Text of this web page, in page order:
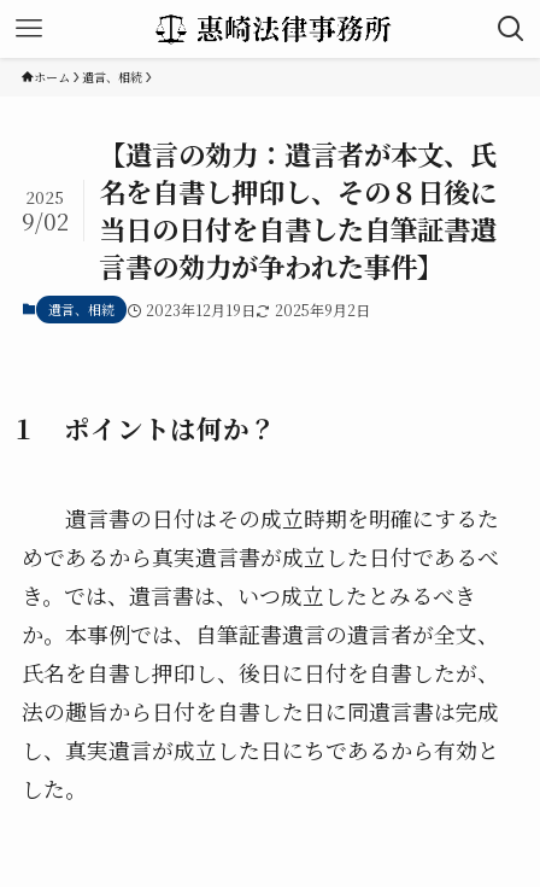
ホーム 遺言、相続
【遺言の効力：遺言者が本文、氏
名を自書し押印し、その８日後に
当日の日付を自書した自筆証書遺
言書の効力が争われた事件】
2025
9/02
遺言、相続 2023年12月19日 2025年9月2日
１ ポイントは何か？
遺言書の日付はその成立時期を明確にするた
めであるから真実遺言書が成立した日付であるべ
き。では、遺言書は、いつ成立したとみるべき
か。本事例では、自筆証書遺言の遺言者が全文、
氏名を自書し押印し、後日に日付を自書したが、
法の趣旨から日付を自書した日に同遺言書は完成
し、真実遺言が成立した日にちであるから有効と
した。